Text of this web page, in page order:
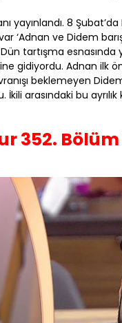
yayınlandı. 8
‘Adnan ve Didem
Dün tartışma
gidiyordu. Adnan ilk
beklemeyen
arasındaki bu
352.